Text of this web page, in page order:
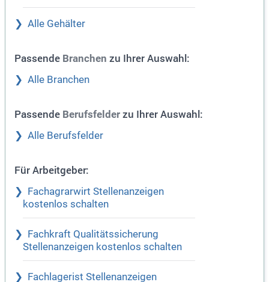
Alle Gehälter
Passende Branchen zu Ihrer Auswahl:
Alle Branchen
Passende Berufsfelder zu Ihrer Auswahl:
Alle Berufsfelder
Für Arbeitgeber:
Fachagrarwirt Stellenanzeigen
kostenlos schalten
Fachkraft Qualitätssicherung
Stellenanzeigen kostenlos schalten
Fachlagerist Stellenanzeigen